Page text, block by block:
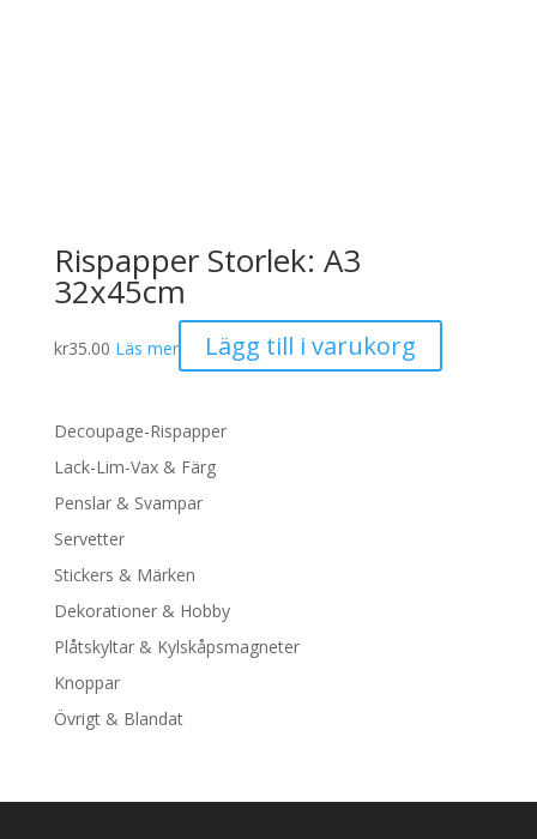
Rispapper Storlek: A3
32x45cm
kr35.00 Läs mer Lägg till i varukorg
Decoupage-Rispapper
Lack-Lim-Vax & Färg
Penslar & Svampar
Servetter
Stickers & Märken
Dekorationer & Hobby
Plåtskyltar & Kylskåpsmagneter
Knoppar
Övrigt & Blandat